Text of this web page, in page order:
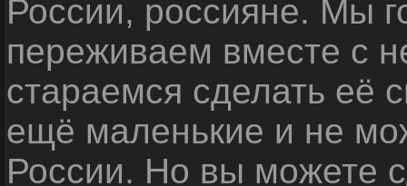
России, россияне. Мы
переживаем вместе с
стараемся сделать её
ещё маленькие и не
России. Но вы можете